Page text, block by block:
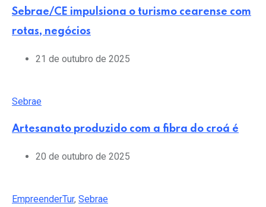
Sebrae/CE impulsiona o turismo cearense com
rotas, negócios
21 de outubro de 2025
Sebrae
Artesanato produzido com a fibra do croá é
20 de outubro de 2025
EmpreenderTur, Sebrae